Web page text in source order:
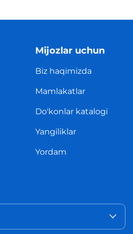
Mijozlar uchun
Biz haqimizda
Mamlakatlar
Do'konlar katalogi
Yangiliklar
Yordam